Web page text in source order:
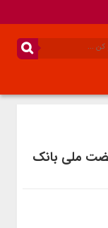
ملی بانک